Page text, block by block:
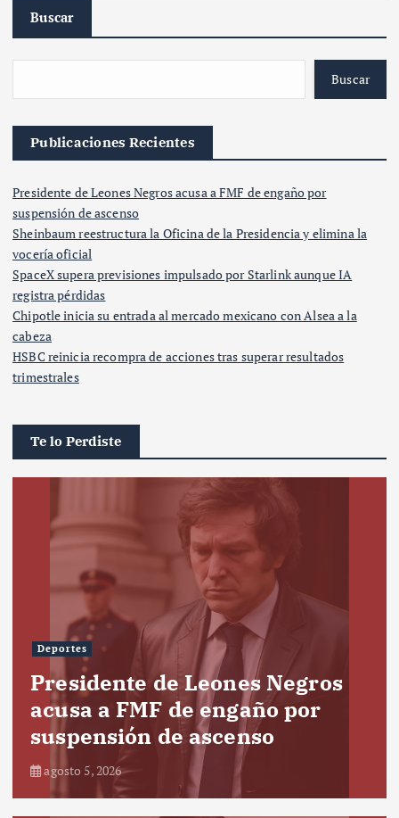
Buscar
Buscar
Publicaciones Recientes
Presidente de Leones Negros acusa a FMF de engaño por
suspensión de ascenso
Sheinbaum reestructura la Oficina de la Presidencia y elimina la
vocería oficial
SpaceX supera previsiones impulsado por Starlink aunque IA
registra pérdidas
Chipotle inicia su entrada al mercado mexicano con Alsea a la
cabeza
HSBC reinicia recompra de acciones tras superar resultados
trimestrales
Te lo Perdiste
Deportes
Presidente de Leones Negros
acusa a FMF de engaño por
suspensión de ascenso
agosto 5, 2026